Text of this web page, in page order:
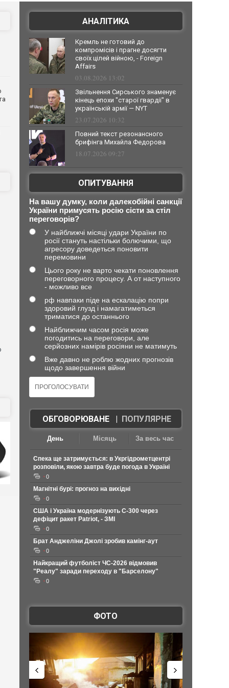
АНАЛІТИКА
Кремль не готовий до
компромісів і прагне досягти
своїх цілей війною, - Foreign
Affairs
03.08.2026 13:02
Звільнення Сирського знаменує
кінець епохи "старої гвардії" в
українській армії — NYT
23.07.2026 10:32
Повний текст резонансного
брифінга Михайла Федорова
18.07.2026 09:27
ОПИТУВАННЯ
На вашу думку, коли далекобійні санкції
України примусять росію сісти за стіл
переговорів?
У найближчі місяці удари України по
росії стануть настільки болючими, що
агресору доведеться поновити
перемовини
Цього року не варто чекати поновлення
переговорного процесу. А от наступного
- можливо все
рф навпаки піде на ескалацію попри
здоровий глузд і намагатиметься
триматися до останнього
Найближчим часом росія може
погодитись на переговори, але
серйозних намірів росіяни не матимуть
Вже давно не роблю жодних прогнозів
щодо завершення війни
ОБГОВОРЮВАНЕ| ПОПУЛЯРНЕ
День Місяць За весь час
Спека ще затримується: в Укргідрометцентрі
розповіли, якою завтра буде погода в Україні
0
Магнітні бурі: прогноз на вихідні
0
США і Україна модернізують С-300 через
дефіцит ракет Patriot, - ЗМІ
0
Брат Анджеліни Джолі зробив камінг-аут
0
Найкращий футболіст ЧС-2026 відмовив
"Реалу" заради переходу в "Барселону"
0
ФОТО